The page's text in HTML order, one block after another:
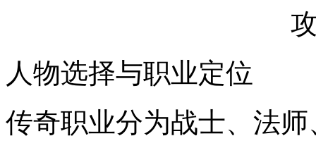
人物选择与职业定位
传奇职业分为战士、法